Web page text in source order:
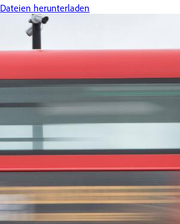
Dateien herunterladen